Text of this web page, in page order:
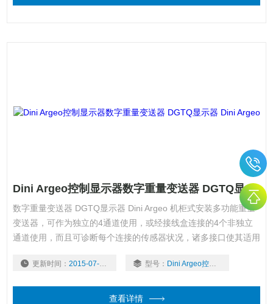
Dini Argeo控制显示器数字重量变送器 DGTQ显示器 Dini Argeo
数字重量变送器 DGTQ显示器 Dini Argeo 机柜式安装多功能重量
变送器，可作为独立的4通道使用，或经接线盒连接的4个非独立
通道使用，而且可诊断每个连接的传感器状况，诸多接口使其适用
45501）。 ：郭
更新时间： 2015-07-09 型号： Dini Argeo控制显示器
查看详情